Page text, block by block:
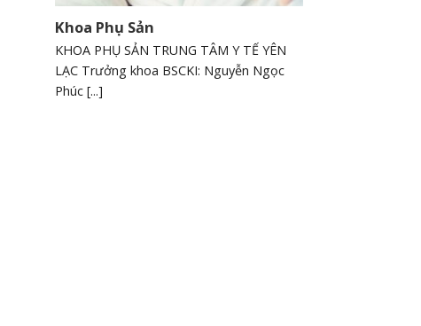
Khoa Phụ Sản
KHOA PHỤ SẢN TRUNG TÂM Y TẾ YÊN
LẠC Trưởng khoa BSCKI: Nguyễn Ngọc
Phúc [...]
V/v báo cáo danh sách
người đăng ký thực hành
chuyên môn Khám chữa
V/v báo cáo danh sách
người thực hành đã hoàn